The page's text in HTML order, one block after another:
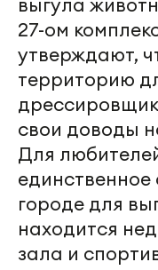
выгула
27-ом
утверждают,
территорию
свои доводы
Для
городе для
находится
зала и